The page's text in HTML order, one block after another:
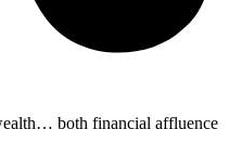
both financial affluence